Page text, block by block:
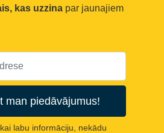
kas uzzina par jaunajiem
man piedāvājumus!
labu informāciju, nekādu